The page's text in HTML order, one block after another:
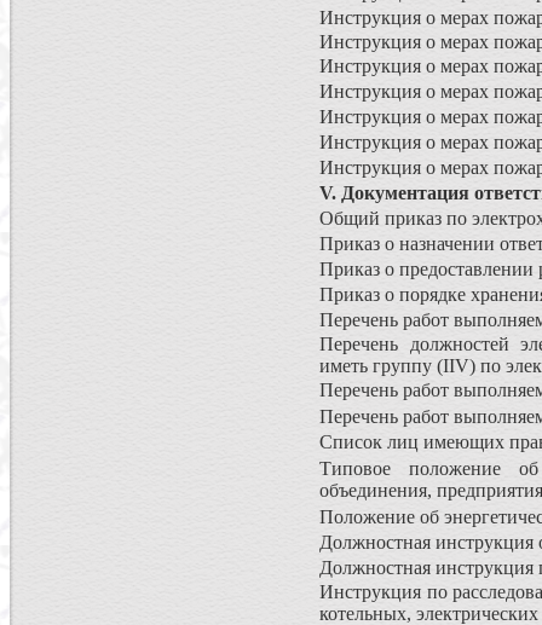
Инструкция о мерах
Инструкция о мерах
Инструкция о мерах
Инструкция о мерах
Инструкция о мерах
Инструкция о мерах
Инструкция о мерах
V. Документация
Общий приказ по
Приказ о назначении
Приказ о предоставлении
Приказ о порядке
Перечень работ
Перечень должностей
иметь группу (IIV) по
Перечень работ
Перечень работ
Список лиц имеющих
Типовое положение об
объединения,
Положение об
Должностная инструкция
Должностная инструкция
Инструкция по
котельных,